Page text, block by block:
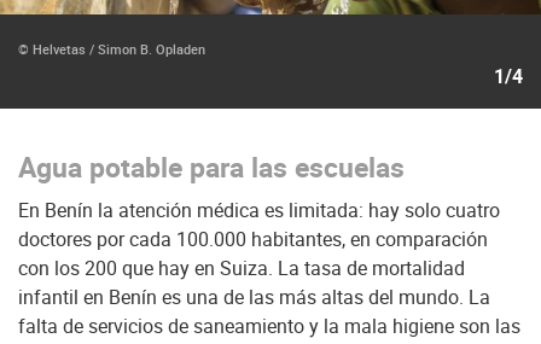
© Helvetas / Simon B. Opladen
1/4
Agua potable para las escuelas
En Benín la atención médica es limitada: hay solo cuatro
doctores por cada 100.000 habitantes, en comparación
con los 200 que hay en Suiza. La tasa de mortalidad
infantil en Benín es una de las más altas del mundo. La
falta de servicios de saneamiento y la mala higiene son las